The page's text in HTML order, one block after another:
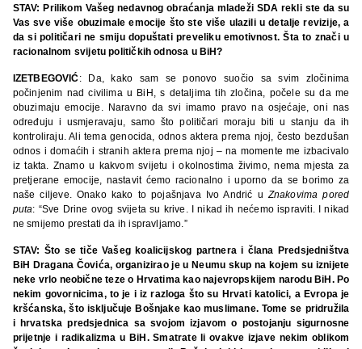
STAV: Prilikom Vašeg nedavnog obraćanja mladeži SDA rekli ste da su
Vas sve više obuzimale emocije što ste više ulazili u detalje revizije, a
da si političari ne smiju dopuštati preveliku emotivnost. Šta to znači u
racionalnom svijetu političkih odnosa u BiH?
IZETBEGOVIĆ: Da, kako sam se ponovo suočio sa svim zločinima
počinjenim nad civilima u BiH, s detaljima tih zločina, počele su da me
obuzimaju emocije. Naravno da svi imamo pravo na osjećaje, oni nas
određuju i usmjeravaju, samo što političari moraju biti u stanju da ih
kontroliraju. Ali tema genocida, odnos aktera prema njoj, često bezdušan
odnos i domaćih i stranih aktera prema njoj – na momente me izbacivalo
iz takta. Znamo u kakvom svijetu i okolnostima živimo, nema mjesta za
pretjerane emocije, nastavit ćemo racionalno i uporno da se borimo za
naše ciljeve. Onako kako to pojašnjava Ivo Andrić u Znakovima pored
puta: “Sve Drine ovog svijeta su krive. I nikad ih nećemo ispraviti. I nikad
ne smijemo prestati da ih ispravljamo.”
STAV: Što se tiče Vašeg koalicijskog partnera i člana Predsjedništva
BiH Dragana Čovića, organizirao je u Neumu skup na kojem su iznijete
neke vrlo neobične teze o Hrvatima kao najevropskijem narodu BiH. Po
nekim govornicima, to je i iz razloga što su Hrvati katolici, a Evropa je
kršćanska, što isključuje Bošnjake kao muslimane. Tome se pridružila
i hrvatska predsjednica sa svojom izjavom o postojanju sigurnosne
prijetnje i radikalizma u BiH. Smatrate li ovakve izjave nekim oblikom